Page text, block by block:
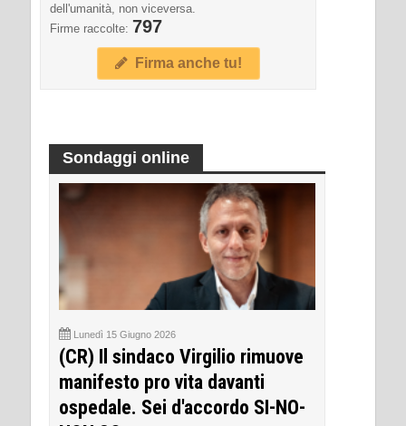
dell'umanità, non viceversa.
Firme raccolte: 797
Firma anche tu!
Sondaggi online
Lunedì 15 Giugno 2026
(CR) Il sindaco Virgilio rimuove
manifesto pro vita davanti
ospedale. Sei d'accordo SI-NO-